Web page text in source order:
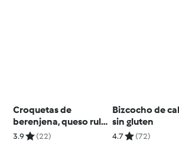
Croquetas de
berenjena, queso rulo
y nueces
3.9 (22)
Bizcocho de
sin gluten
4.7 (72)